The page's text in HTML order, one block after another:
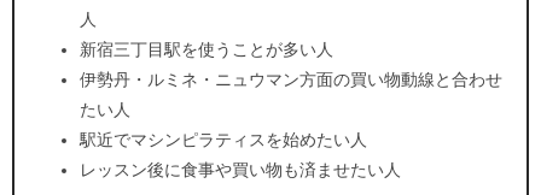
人
新宿三丁目駅を使うことが多い人
伊勢丹・ルミネ・ニュウマン方面の買い物動線と合わせ
たい人
駅近でマシンピラティスを始めたい人
レッスン後に食事や買い物も済ませたい人